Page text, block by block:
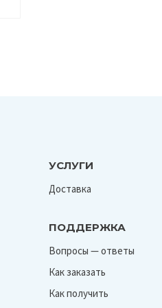
УСЛУГИ
Доставка
ПОДДЕРЖКА
Вопросы — ответы
Как заказать
Как получить